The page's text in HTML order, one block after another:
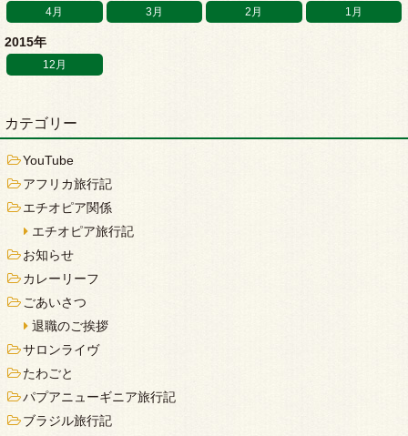
4月
3月 2月 1月
2015年
12月
カテゴリー
YouTube
アフリカ旅行記
エチオピア関係
エチオピア旅行記
お知らせ
カレーリーフ
ごあいさつ
退職のご挨拶
サロンライヴ
たわごと
パプアニューギニア旅行記
ブラジル旅行記